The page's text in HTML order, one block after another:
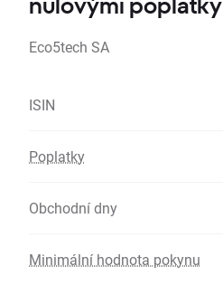
nulovými poplatky
Eco5tech SA
ISIN
Poplatky
Obchodní dny
Minimální hodnota pokynu